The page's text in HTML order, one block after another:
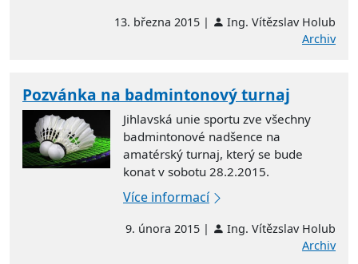
13. března 2015 |
Ing. Vítězslav Holub
Archiv
Pozvánka na badmintonový turnaj
Jihlavská unie sportu zve všechny
badmintonové nadšence na
amatérský turnaj, který se bude
konat v sobotu 28.2.2015.
Více informací
9. února 2015 |
Ing. Vítězslav Holub
Archiv